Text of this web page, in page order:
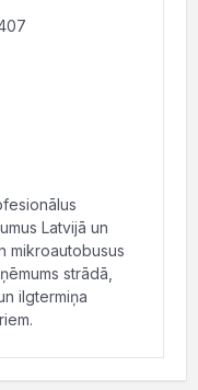
Latvijā un
mikroautobusus
strādā,
ilgtermiņa